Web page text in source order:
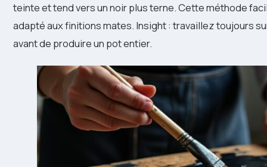
teinte et tend vers un noir plus terne. Cette méthode
adapté aux finitions mates. Insight : travaillez toujours
avant de produire un pot entier.